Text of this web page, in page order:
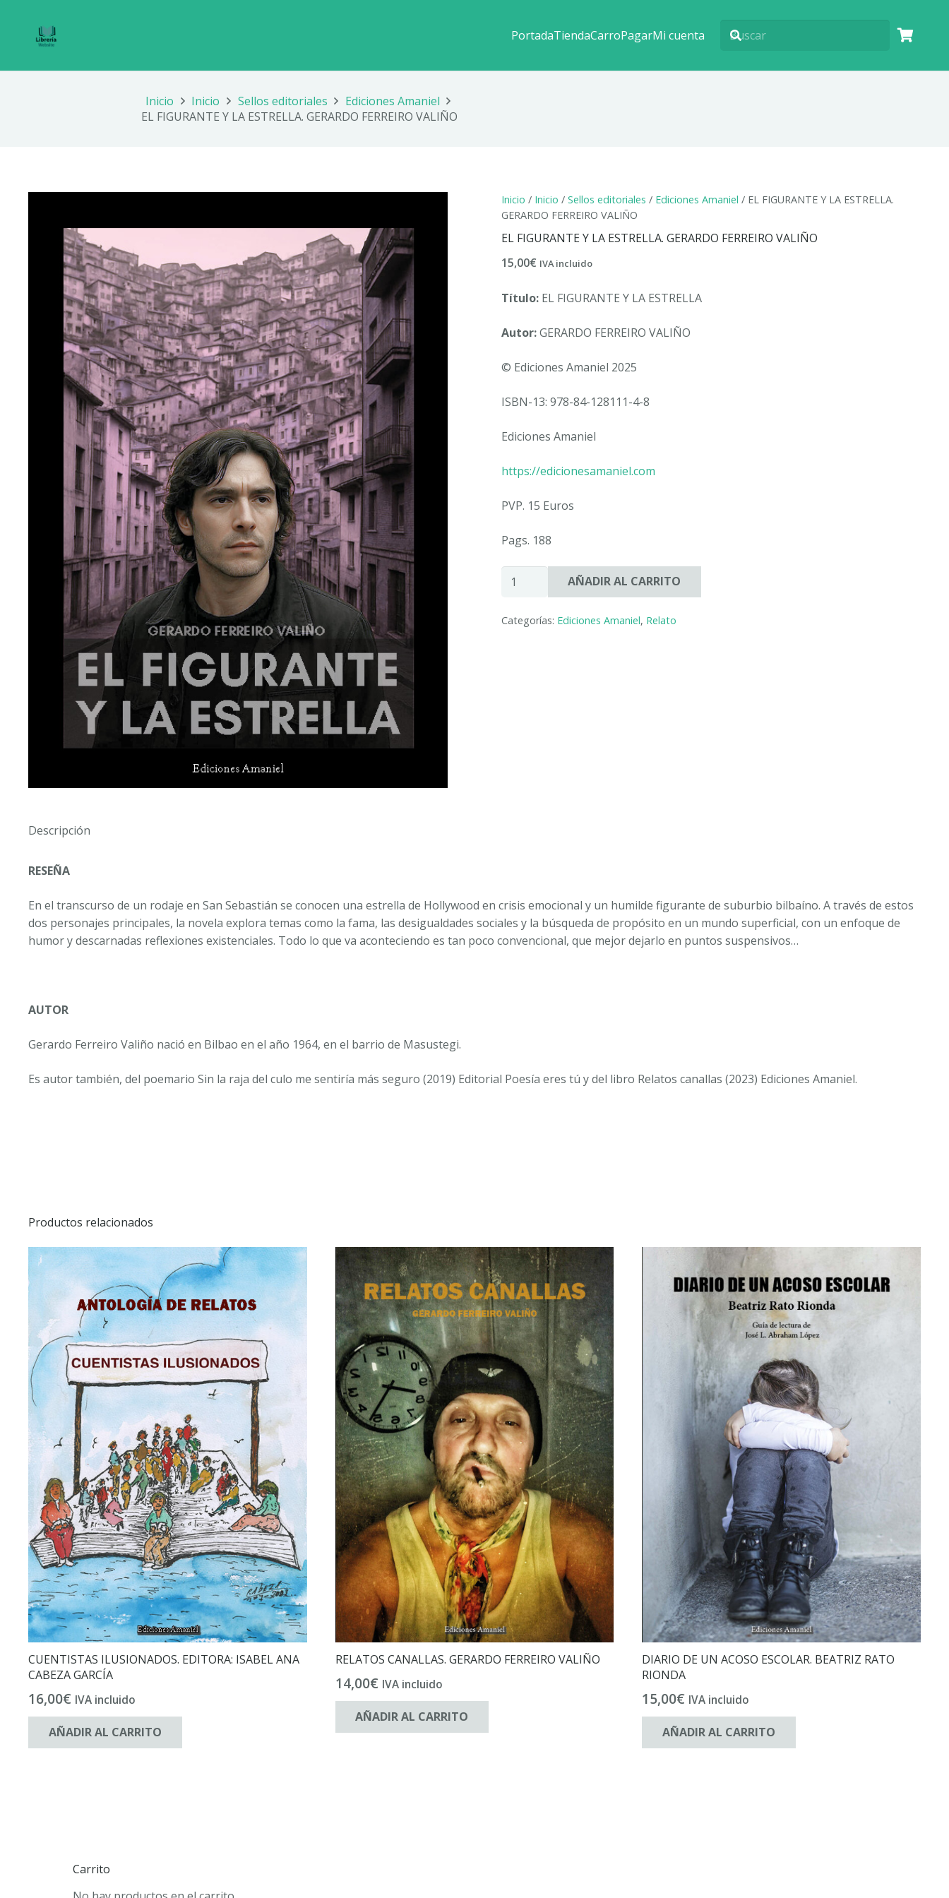
PortadaTiendaCarroPagarMi cuenta
Inicio Inicio Sellos editoriales
Ediciones Amaniel
EL FIGURANTE Y LA ESTRELLA. GERARDO FERREIRO VALIÑO
Inicio / Inicio / Sellos editoriales / Ediciones Amaniel / EL FIGURANTE Y LA ESTRELLA.
GERARDO FERREIRO VALIÑO
EL FIGURANTE Y LA ESTRELLA. GERARDO FERREIRO VALIÑO
15,00€ IVA incluido
Título:EL FIGURANTE Y LA ESTRELLA
Autor:GERARDO FERREIRO VALIÑO
© Ediciones Amaniel 2025
ISBN-13: 978-84-128111-4-8
Ediciones Amaniel
https://edicionesamaniel.com
PVP. 15 Euros
Pags. 188
FIGURANTE
LA
AÑADIR AL CARRITO
Categorías: Ediciones Amaniel, Relato
Descripción
RESEÑA
En el transcurso de un rodaje en San Sebastián se conocen una estrella de Hollywood en crisis emocional y un humilde figurante de suburbio bilbaíno. A través de estos
dos personajes principales, la novela explora temas como la fama, las desigualdades sociales y la búsqueda de propósito en un mundo superficial, con un enfoque de
humor y descarnadas reflexiones existenciales. Todo lo que va aconteciendo es tan poco convencional, que mejor dejarlo en puntos suspensivos…
AUTOR
Gerardo Ferreiro Valiño nació en Bilbao en el año 1964, en el barrio de Masustegi.
Es autor también, del poemario Sin la raja del culo me sentiría más seguro (2019) Editorial Poesía eres tú y del libro Relatos canallas (2023) Ediciones Amaniel.
Productos relacionados
CUENTISTAS ILUSIONADOS. EDITORA: ISABEL ANA
CABEZA GARCÍA
16,00€ IVA incluido
AÑADIR AL CARRITO
RELATOS CANALLAS. GERARDO FERREIRO VALIÑO
14,00€ IVA incluido
AÑADIR AL CARRITO
DIARIO DE UN ACOSO ESCOLAR. BEATRIZ RATO
RIONDA
15,00€ IVA incluido
AÑADIR AL CARRITO
Carrito